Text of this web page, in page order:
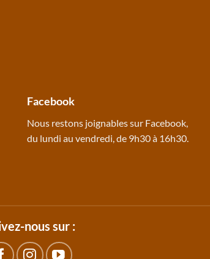
Facebook
Nous restons joignables sur Facebook,
du lundi au vendredi, de 9h30 à 16h30.
nous sur :